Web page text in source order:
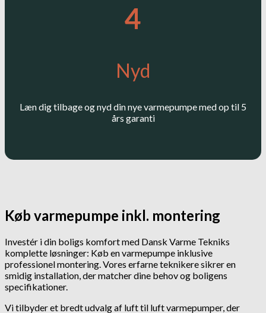
4
Nyd
Læn dig tilbage og nyd din nye varmepumpe med op til 5
års garanti
Køb varmepumpe inkl. montering
Investér i din boligs komfort med Dansk Varme Tekniks
komplette løsninger: Køb en varmepumpe inklusive
professionel montering. Vores erfarne teknikere sikrer en
smidig installation, der matcher dine behov og boligens
specifikationer.
Vi tilbyder et bredt udvalg af luft til luft varmepumper, der